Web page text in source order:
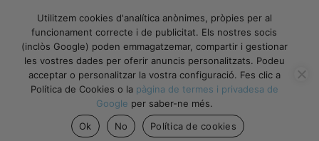
Utilitzem cookies d'analítica anònimes, pròpies per al
funcionament correcte i de publicitat. Els nostres socis
(inclòs Google) poden emmagatzemar, compartir i gestionar
les vostres dades per oferir anuncis personalitzats. Podeu
acceptar o personalitzar la vostra configuració. Fes clic a
Política de Cookies o la pàgina de termes i privadesa de
Google per saber-ne més.
Ok
No Política de cookies